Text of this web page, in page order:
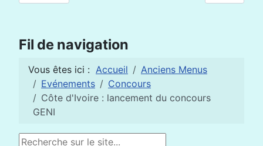
Fil de navigation
Vous êtes ici : Accueil
Anciens Menus
Evénements
Concours
Côte d'Ivoire : lancement du concours
GENI
Rechercher